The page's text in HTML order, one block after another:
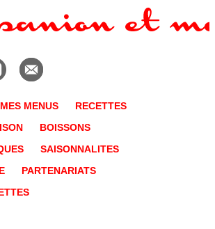
MES MENUS
RECETTES
BOISSONS
SAISONNALITES
PARTENARIATS